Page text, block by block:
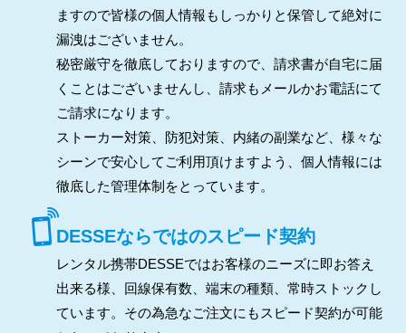
ますので皆様の個人情報もしっかりと保管して絶対に
漏洩はございません。
秘密厳守を徹底しておりますので、請求書が自宅に届
くことはございませんし、請求もメールかお電話にて
ご請求になります。
ストーカー対策、防犯対策、内緒の副業など、様々な
シーンで安心してご利用頂けますよう、個人情報には
徹底した管理体制をとっています。
DESSEならではのスピード契約
レンタル携帯DESSEではお客様のニーズに即お答え
出来る様、回線保有数、端末の種類、常時ストックし
ています。その為急なご注文にもスピード契約が可能